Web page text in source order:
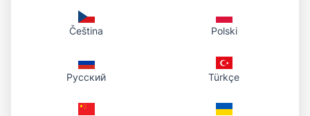
ישרת את הקובץ.
Polski
Čeština
Türkçe
Русский